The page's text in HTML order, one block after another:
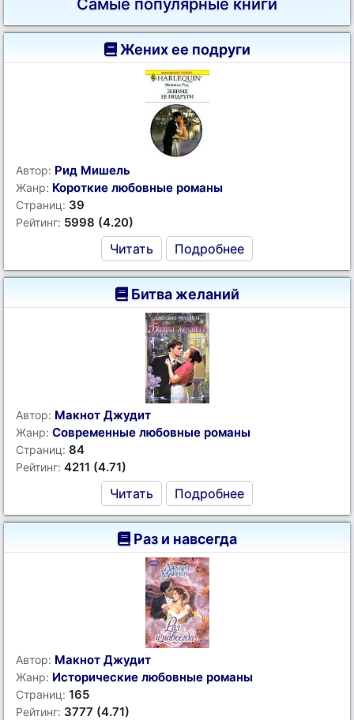
Самые популярные книги
Жених ее подруги
Автор: Рид Мишель
Жанр: Короткие любовные романы
Страниц: 39
Рейтинг: 5998 (4.20)
Читать Подробнее
Битва желаний
Автор: Макнот Джудит
Жанр: Современные любовные романы
Страниц: 84
Рейтинг: 4211 (4.71)
Читать Подробнее
Раз и навсегда
Автор: Макнот Джудит
Жанр: Исторические любовные романы
Страниц: 165
Рейтинг: 3777 (4.71)